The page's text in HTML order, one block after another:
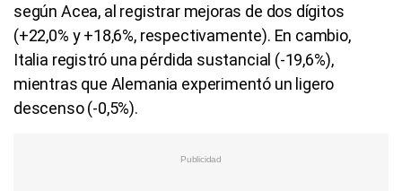
según Acea, al registrar mejoras de dos dígitos
(+22,0% y +18,6%, respectivamente). En cambio,
Italia registró una pérdida sustancial (-19,6%),
mientras que Alemania experimentó un ligero
descenso (-0,5%).